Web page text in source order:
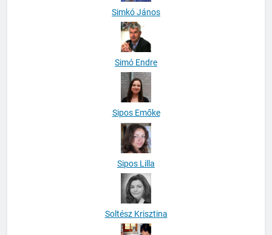
Simkó János
Simó Endre
Sipos Emőke
Sipos Lilla
Soltész Krisztina